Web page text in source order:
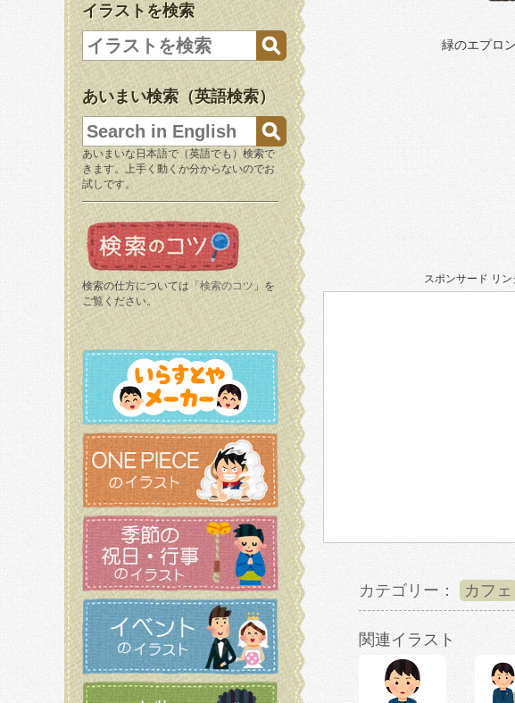
イラストを検索
あいまい検索（英語検索）
あいまいな日本語で（英語でも）検索で
きます。上手く動くか分からないのでお
試しです。
検索の仕方については「 検索のコツ 」を
ご覧ください。
緑のエプロ
スポンサード リン
カテゴリー： カフェ
関連イラスト